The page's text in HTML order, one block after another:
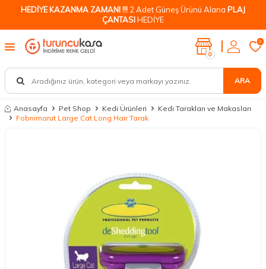
HEDİYE KAZANMA ZAMANI !!! 2 Adet Güneş Ürünü Alana PLAJ
ÇANTASIHEDİYE
ARA
0
0
Anasayfa Pet Shop Kedi Ürünleri
Kedi Tarakları ve Makasları
Fobnimarut Large Cat Long Hair Tarak